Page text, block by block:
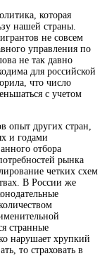
которая
нашей страны.
не совсем
управления по
не так давно
для российской
что число
с учетом
опыт других стран,
и годами
отбора
рынка
четких схем
В России же
странные
нарушает хрупкий
то страховать в